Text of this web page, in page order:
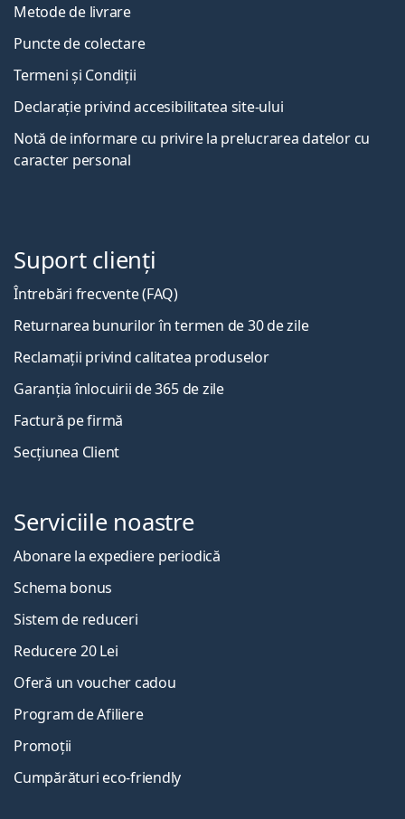
Metode de livrare
Puncte de colectare
Termeni și Condiții
Declarație privind accesibilitatea site-ului
Notă de informare cu privire la prelucrarea datelor cu
caracter personal
Suport clienți
Întrebări frecvente (FAQ)
Returnarea bunurilor în termen de 30 de zile
Reclamații privind calitatea produselor
Garanția înlocuirii de 365 de zile
Factură pe firmă
Secțiunea Client
Serviciile noastre
Abonare la expediere periodică
Schema bonus
Sistem de reduceri
Reducere 20 Lei
Oferă un voucher cadou
Program de Afiliere
Promoții
Cumpărături eco-friendly